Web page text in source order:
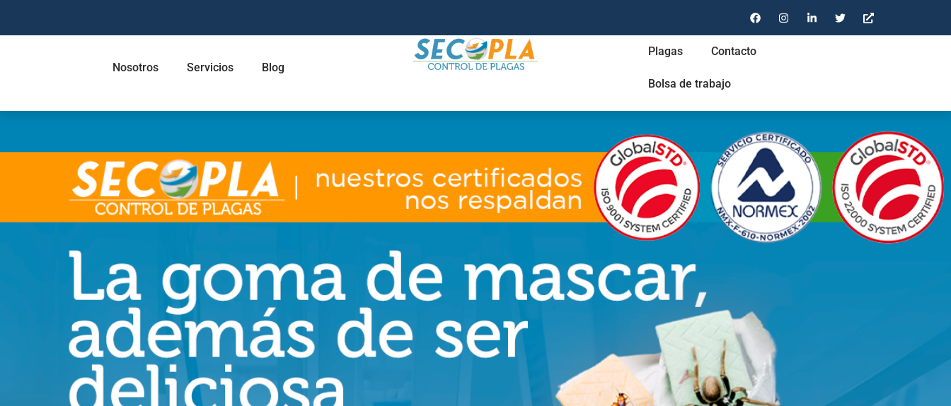
Nosotros Servicios Blog
Plagas Contacto
Bolsa de trabajo